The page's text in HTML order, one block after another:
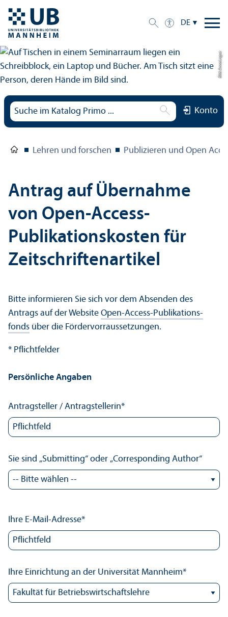
DE
Bild: Anna Logue
Konto
Lehren und forschen Publizieren und Open
Antrag auf Über­nahme
von Open-Access-
Publikations­kosten für
Zeitschriftenartikel
Bitte informieren Sie sich vor dem Absenden des
Antrags auf der Website Open-Access-Publikations­
fonds über die Fördervorraussetzungen.
* Pflichtfelder
Persönliche Angaben
Antragsteller / Antragstellerin*
Sie sind „Submitting“ oder „Corresponding Author“
Ihre E-Mail-Adresse*
Ihre Einrichtung an der Universität Mannheim*